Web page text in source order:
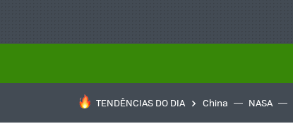
TENDÊNCIAS DO DIA China NASA